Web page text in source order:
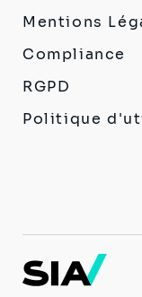
Mentions
Compliance
RGPD
Politique